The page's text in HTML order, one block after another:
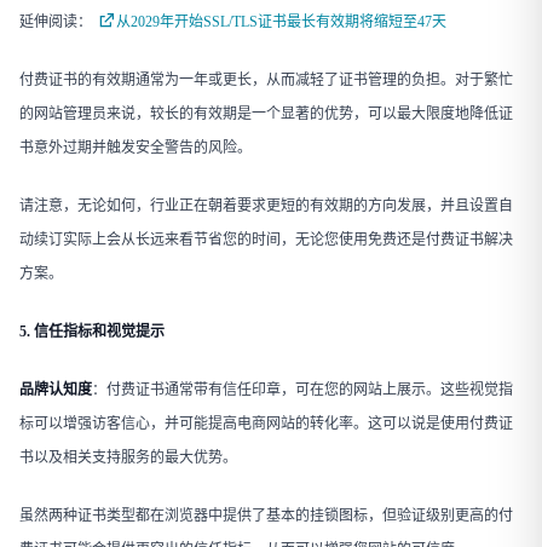
延伸阅读： 从2029年开始SSL/TLS证书最长有效期将缩短至47天
付费证书的有效期通常为一年或更长，从而减轻了证书管理的负担。对于繁忙
的网站管理员来说，较长的有效期是一个显著的优势，可以最大限度地降低证
书意外过期并触发安全警告的风险。
请注意，无论如何，行业正在朝着要求更短的有效期的方向发展，并且设置自
动续订实际上会从长远来看节省您的时间，无论您使用免费还是付费证书解决
方案。
5. 信任指标和视觉提示
品牌认知度​：付费证书通常带有信任印章，可在您的网站上展示。这些视觉指
标可以增强访客信心，并可能提高电商网站的转化率。这可以说是使用付费证
书以及相关支持服务的最大优势。
虽然两种证书类型都在浏览器中提供了基本的挂锁图标，但验证级别更高的付